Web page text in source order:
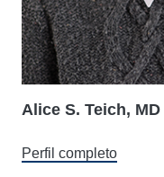
Alice S. Teich, MD
Perfil completo